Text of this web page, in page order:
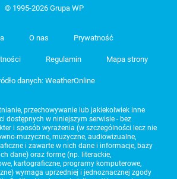
© 1995-2026 Grupa WP
O nas Prywatność
Regulamin Mapa strony
danych: WeatherOnline
przechowywanie lub jakiekolwiek inne
dostępnych w niniejszym serwisie - bez
i sposób wyrażenia (w szczególności lecz nie
muzyczne, muzyczne, audiowizualne,
i zawarte w nich dane i informacje, bazy
dane) oraz formę (np. literackie,
kartograficzne, programy komputerowe,
wymaga uprzedniej i jednoznacznej zgody